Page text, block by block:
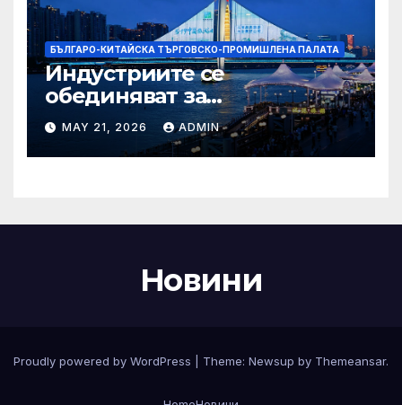
БЪЛГАРО-КИТАЙСКА ТЪРГОВСКО-ПРОМИШЛЕНА ПАЛАТА
Индустриите се
обединяват за
висококачествен растеж на
културния и
туристическия сектор
MAY 21, 2026 ADMIN
Новини
Proudly powered by WordPress Theme: Newsup by Themeansar.